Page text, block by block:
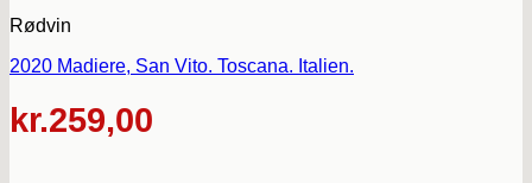
Rødvin
2020 Madiere, San Vito. Toscana. Italien.
kr.259,00